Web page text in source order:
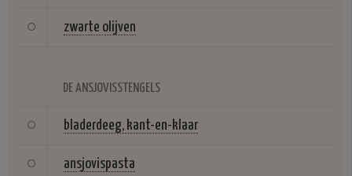
zwarte olijven
DE ANSJOVISSTENGELS
bladerdeeg, kant-en-klaar
ansjovispasta